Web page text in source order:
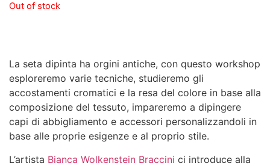
Out of stock
La seta dipinta ha orgini antiche, con questo workshop
esploreremo varie tecniche, studieremo gli
accostamenti cromatici e la resa del colore in base alla
composizione del tessuto, impareremo a dipingere
capi di abbigliamento e accessori personalizzandoli in
base alle proprie esigenze e al proprio stile.
L’artista Bianca Wolkenstein Braccini ci introduce alla